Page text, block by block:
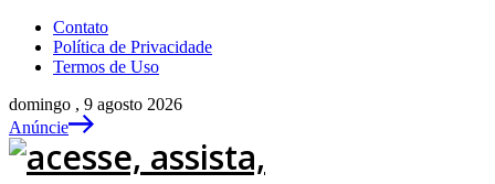
Contato
Política de Privacidade
Termos de Uso
domingo , 9 agosto 2026
Anúncie